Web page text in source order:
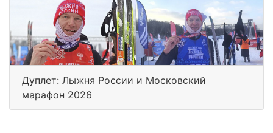
Дуплет: Лыжня России и Московский
марафон 2026